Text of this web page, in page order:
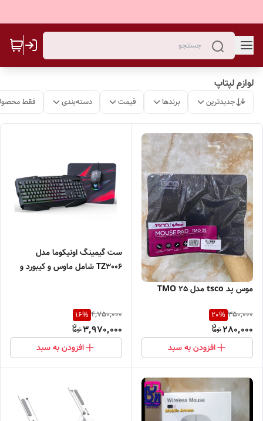
لوازم لپتاپ
جدیدترین برندها قیمت دسته‌بندی فقط
موس پد tsco مدل TMO 25
350,000
20%
280,000
افزودن به سبد
ست گیمینگ اونیکوما مدل
TZ3006 شامل ماوس و کیبورد و
4,750,000
16%
3,970,000
افزودن به سبد